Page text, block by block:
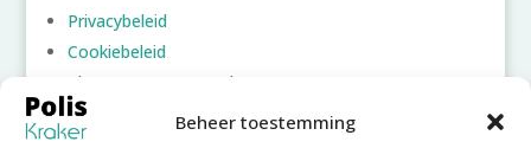
Beheer toestemming
Privacybeleid
Cookiebeleid
Algemene voorwaarden